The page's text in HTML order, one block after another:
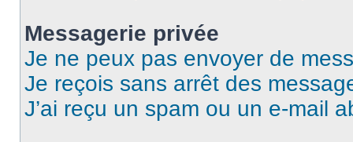
Messagerie privée
Je ne peux pas envoyer de
Je reçois sans arrêt des
J’ai reçu un spam ou un e-mail